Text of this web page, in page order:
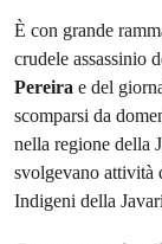
È con grande
crudele assassinio
Pereira e del
scomparsi da
nella regione della
svolgevano attività
Indigeni della